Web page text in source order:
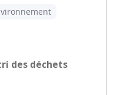
des déchets